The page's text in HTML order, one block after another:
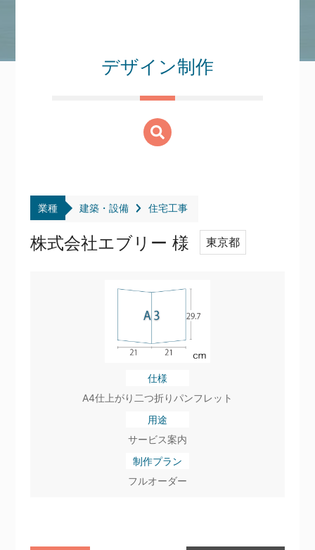
デザイン制作
業種 建築・設備 住宅工事
株式会社エブリー 様 東京都
仕様
A4仕上がり二つ折りパンフレット
用途
サービス案内
制作プラン
フルオーダー